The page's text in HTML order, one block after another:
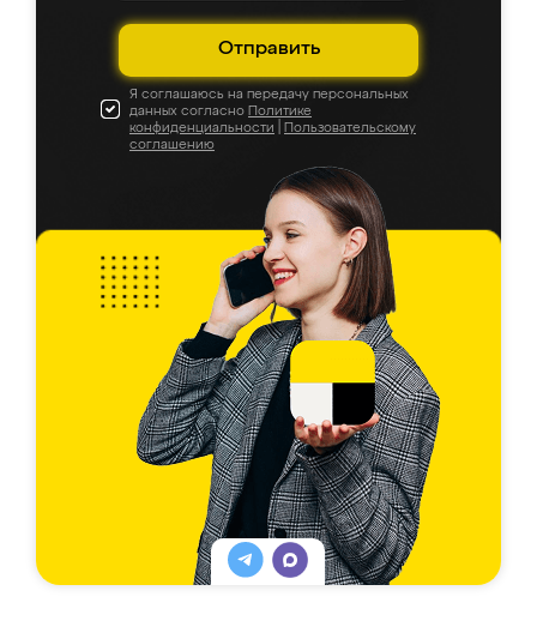
Отправить
Я соглашаюсь на передачу персональных
данных согласно Политике
конфиденциальности
Пользовательскому
соглашению